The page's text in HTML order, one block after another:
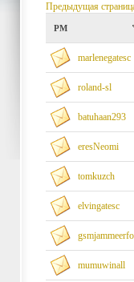
Предыдущая
PM
marlenegatesc
roland-sl
batuhaan293
eresNeomi
tomkuzch
elvingatesc
mumuwinall